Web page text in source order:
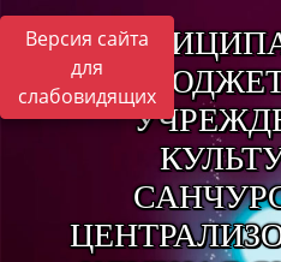
Версия сайта
для
слабовидящих